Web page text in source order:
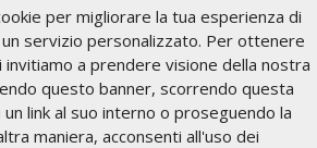
per migliorare la tua esperienza di
servizio personalizzato. Per ottenere
a prendere visione della nostra
questo banner, scorrendo questa
un link al suo interno o proseguendo la
maniera, acconsenti all'uso dei